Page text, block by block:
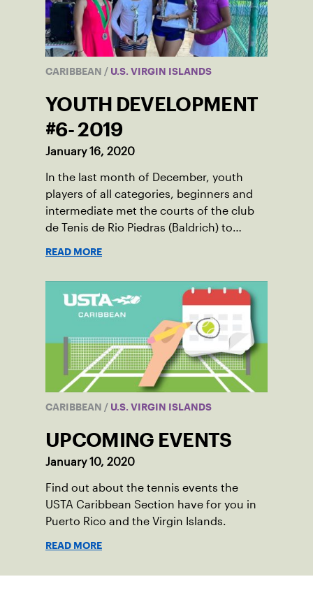
CARIBBEAN / U.S. VIRGIN ISLANDS
YOUTH DEVELOPMENT
#6- 2019
January 16, 2020
In the last month of December, youth
players of all categories, beginners and
intermediate met the courts of the club
de Tenis de Rio Piedras (Baldrich) to
READ MORE
CARIBBEAN / U.S. VIRGIN ISLANDS
UPCOMING EVENTS
January 10, 2020
Find out about the tennis events the
USTA Caribbean Section have for you in
Puerto Rico and the Virgin Islands.
READ MORE